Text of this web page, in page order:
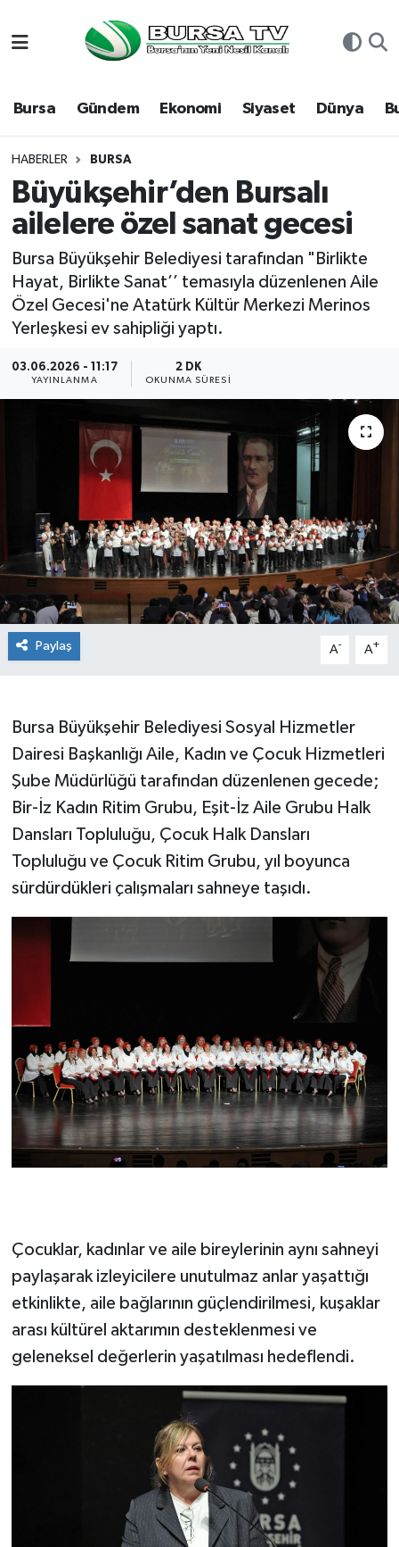
Bursa Gündem Ekonomi Siyaset Dünya
HABERLER BURSA
Büyükşehir’den Bursalı
ailelere özel sanat gecesi
Bursa Büyükşehir Belediyesi tarafından "Birlikte
Hayat, Birlikte Sanat’’ temasıyla düzenlenen Aile
Özel Gecesi'ne Atatürk Kültür Merkezi Merinos
Yerleşkesi ev sahipliği yaptı.
03.06.2026 - 11:17
YAYINLANMA
2 DK
OKUNMA SÜRESI
Paylaş A- A+
Bursa Büyükşehir Belediyesi Sosyal Hizmetler
Dairesi Başkanlığı Aile, Kadın ve Çocuk Hizmetleri
Şube Müdürlüğü tarafından düzenlenen gecede;
Bir-İz Kadın Ritim Grubu, Eşit-İz Aile Grubu Halk
Dansları Topluluğu, Çocuk Halk Dansları
Topluluğu ve Çocuk Ritim Grubu, yıl boyunca
sürdürdükleri çalışmaları sahneye taşıdı.
Çocuklar, kadınlar ve aile bireylerinin aynı sahneyi
paylaşarak izleyicilere unutulmaz anlar yaşattığı
etkinlikte, aile bağlarının güçlendirilmesi, kuşaklar
arası kültürel aktarımın desteklenmesi ve
geleneksel değerlerin yaşatılması hedeflendi.
Bursa
Dünya
Eğitim
Ekonomi
Genel
Gündem
Magazin
Sağlık
Siyaset
Spor
Teknoloji
Türkiye
Hava Durumu
Namaz Vakitleri
Trafik Durumu
Süper Lig Puan Durumu ve Fikstür
Tüm Manşetler
Son Dakika Haberleri
Haber Arşivi